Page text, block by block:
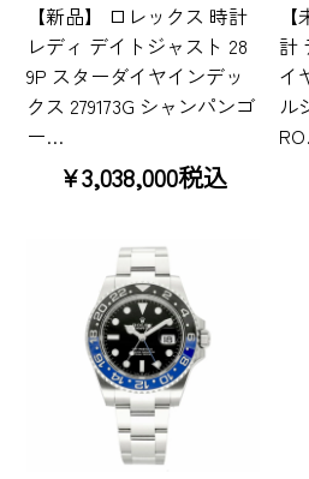
【新品】 ロレックス 時計
レディ デイトジャスト 28
9P スターダイヤインデッ
クス 279173G シャンパンゴ
ー…
¥3,038,000税込
計
イ
ル